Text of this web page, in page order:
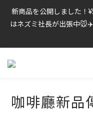
新商品を公開しました！
はネズミ社長が出張中
咖啡廳新